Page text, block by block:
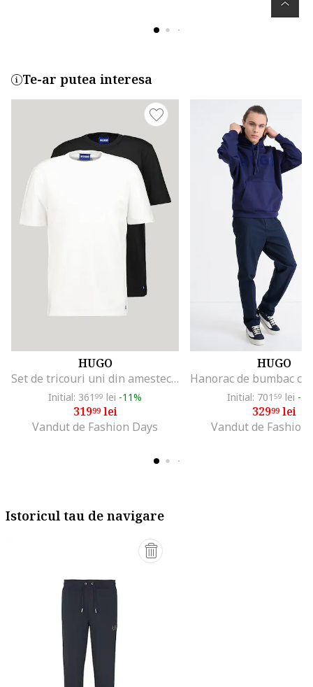
Te-ar putea interesa
HUGO
Set de tricouri uni din amestec de bumbac - 2 piese, Negru/Alb optic
Initial: 361 99 lei -11%
31999lei
Vandut de Fashion Days
HUGO
Initial: 701 59 lei -
32999lei
Vandut de Fashion
Istoricul tau de navigare